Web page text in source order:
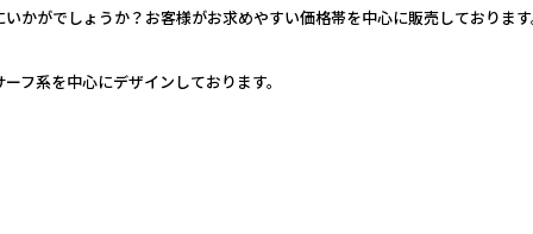
かがでしょうか？お客様がお求めやすい価格帯を中心に販売しております
フ系を中心にデザインしております。